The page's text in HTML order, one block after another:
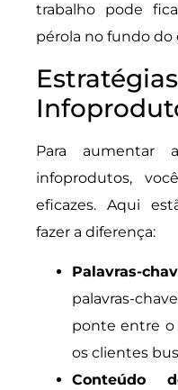
trabalho pode
pérola no fundo do
Para aumentar
infoprodutos,
eficazes. Aqui
fazer a diferença:
Palavras-
palavras-
ponte entre o
os clientes
Conteúdo